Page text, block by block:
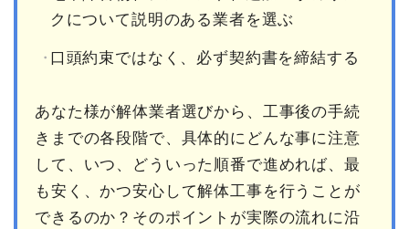
クについて説明のある業者を選ぶ
口頭約束ではなく、必ず契約書を締結する
あなた様が解体業者選びから、工事後の手続
きまでの各段階で、具体的にどんな事に注意
して、いつ、どういった順番で進めれば、最
も安く、かつ安心して解体工事を行うことが
できるのか？そのポイントが実際の流れに沿